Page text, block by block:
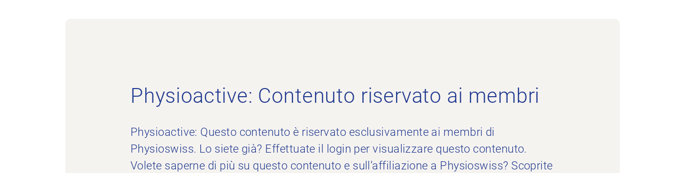
Physioactive: Contenuto riservato ai membri
Physioactive: Questo contenuto è riservato esclusivamente ai membri di
Physioswiss. Lo siete già? Effettuate il login per visualizzare questo contenuto.
Volete saperne di più su questo contenuto e sull’affiliazione a Physioswiss? Scoprite